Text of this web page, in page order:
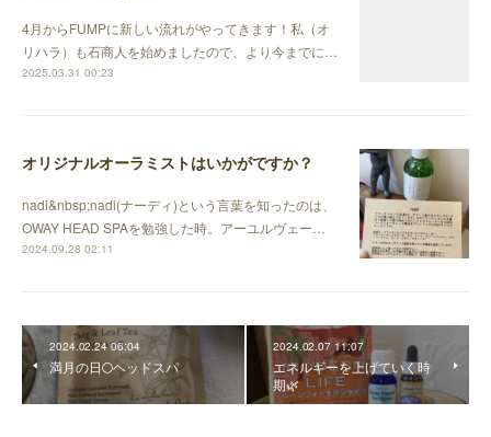
4月からFUMPに新しい流れがやってきます！私（オ
リハラ）も石商人を始めましたので、より今までに…
2025.03.31 00:23
オリジナルオーラミストはいかがですか？
nadi&nbsp;nadi(ナーディ)という言葉を知ったのは、
OWAY HEAD SPAを勉強した時。アーユルヴェー…
2024.09.28 02:11
2024.02.24 06:04
満月の日🌕ヘッドスパ
2024.02.07 11:07
エネルギーを上げていく時
期🌿